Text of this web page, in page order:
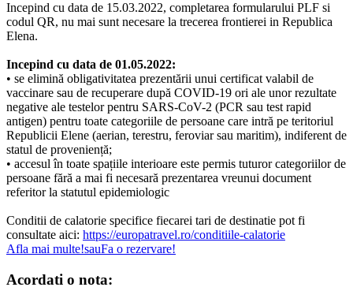
Incepind cu data de 15.03.2022, completarea formularului PLF si
codul QR, nu mai sunt necesare la trecerea frontierei in Republica
Elena.
Incepind cu data de 01.05.2022:
• se elimină obligativitatea prezentării unui certificat valabil de
vaccinare sau de recuperare după COVID-19 ori ale unor rezultate
negative ale testelor pentru SARS-CoV-2 (PCR sau test rapid
antigen) pentru toate categoriile de persoane care intră pe teritoriul
Republicii Elene (aerian, terestru, feroviar sau maritim), indiferent de
statul de proveniență;
• accesul în toate spațiile interioare este permis tuturor categoriilor de
persoane fără a mai fi necesară prezentarea vreunui document
referitor la statutul epidemiologic
Conditii de calatorie specifice fiecarei tari de destinatie pot fi
consultate aici: https://europatravel.ro/conditiile-calatorie
Afla mai multe!sauFa o rezervare!
Acordati o nota: